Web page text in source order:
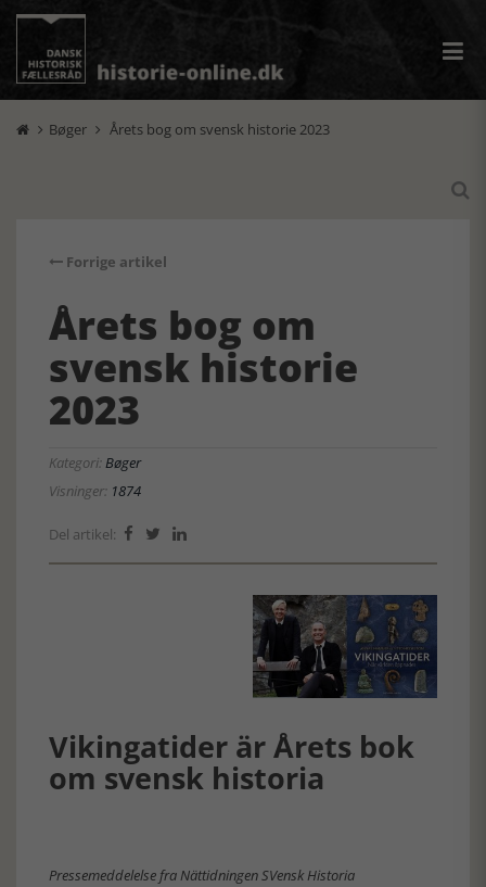
 Bøger  Årets bog om svensk historie 2023

Forrige artikel
Årets bog om
svensk historie
2023
Kategori:Bøger
Visninger: 1874
Del artikel:   
Vikingatider är Årets bok
om svensk historia
Pressemeddelelse fra Nättidningen SVensk Historia